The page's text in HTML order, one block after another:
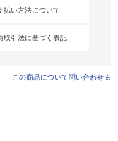
払い方法について
取引法に基づく表記
この商品について問い合わせる